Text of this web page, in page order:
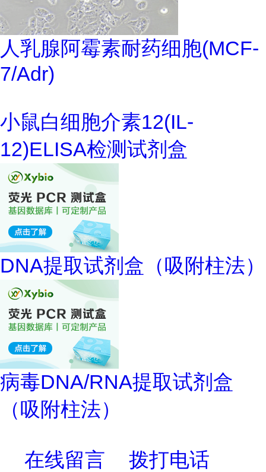
人乳腺阿霉素耐药细胞(MCF-
7/Adr)
小鼠白细胞介素12(IL-
12)ELISA检测试剂盒
DNA提取试剂盒（吸附柱法）
病毒DNA/RNA提取试剂盒
（吸附柱法）
在线留言 拨打电话